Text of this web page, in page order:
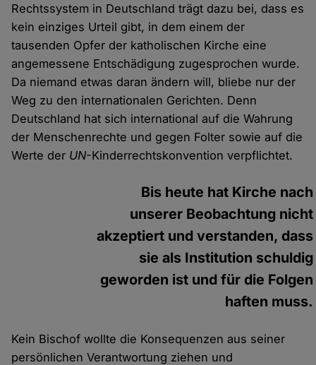
Rechtssystem in Deutschland trägt dazu bei, dass es
kein einziges Urteil gibt, in dem einem der
tausenden Opfer der katholischen Kirche eine
angemessene Entschädigung zugesprochen wurde.
Da niemand etwas daran ändern will, bliebe nur der
Weg zu den internationalen Gerichten. Denn
Deutschland hat sich international auf die Wahrung
der Menschenrechte und gegen Folter sowie auf die
Werte der UN-Kinderrechtskonvention verpflichtet.
Bis heute hat Kirche nach
unserer Beobachtung nicht
akzeptiert und verstanden, dass
sie als Institution schuldig
geworden ist und für die Folgen
haften muss.
Kein Bischof wollte die Konsequenzen aus seiner
persönlichen Verantwortung ziehen und